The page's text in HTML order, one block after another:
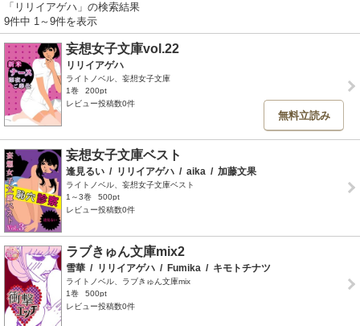
「リリイアゲハ」の検索結果
9件中 1～9件を表示
妄想女子文庫vol.22
リリイアゲハ
ライトノベル、妄想女子文庫
1巻
200pt
レビュー投稿数0件
無料立読み
妄想女子文庫ベスト
逢見るい / リリイアゲハ / aika / 加藤文果
ライトノベル、妄想女子文庫ベスト
1～3巻
500pt
レビュー投稿数0件
ラブきゅん文庫mix2
雪華 / リリイアゲハ / Fumika / キモトチナツ
ライトノベル、ラブきゅん文庫mix
1巻
500pt
レビュー投稿数0件